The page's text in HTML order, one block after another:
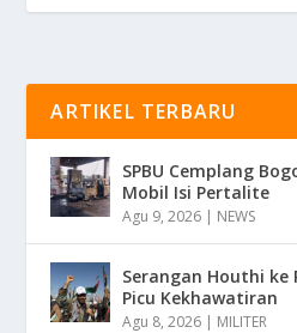
ARTIKEL TERBARU
SPBU Cemplang
Mobil Isi Pertalite
Agu 9, 2026 | NEWS
Serangan Houthi ke
Picu Kekhawatiran
Agu 8, 2026 | MILITER